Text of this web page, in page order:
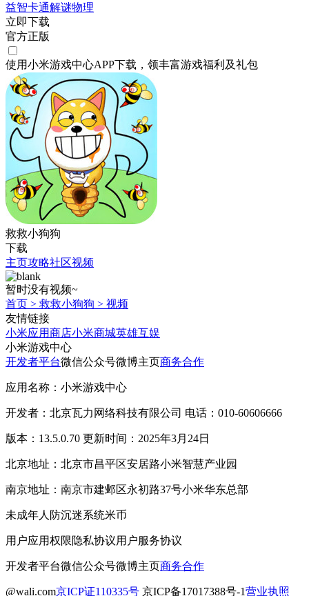
益智卡通解谜物理
立即下载
官方正版
使用小米游戏中心APP下载 ，领丰富游戏福利 及礼包
救救小狗狗
下载
主页攻略社区视频
暂时没有视频~
首页 > 救救小狗狗 > 视频
友情链接
小米应用商店小米商城英雄互娱
小米游戏中心
开发者平台微信公众号微博主页商务合作
应用名称：小米游戏中心
开发者：北京瓦力网络科技有限公司 电话：010-60606666
版本：13.5.0.70 更新时间：2025年3月24日
北京地址：北京市昌平区安居路小米智慧产业园
南京地址：南京市建邺区永初路37号小米华东总部
未成年人防沉迷系统米币
用户应用权限隐私协议用户服务协议
开发者平台微信公众号微博主页商务合作
@wali.com京ICP证110335号 京ICP备17017388号-1营业执照